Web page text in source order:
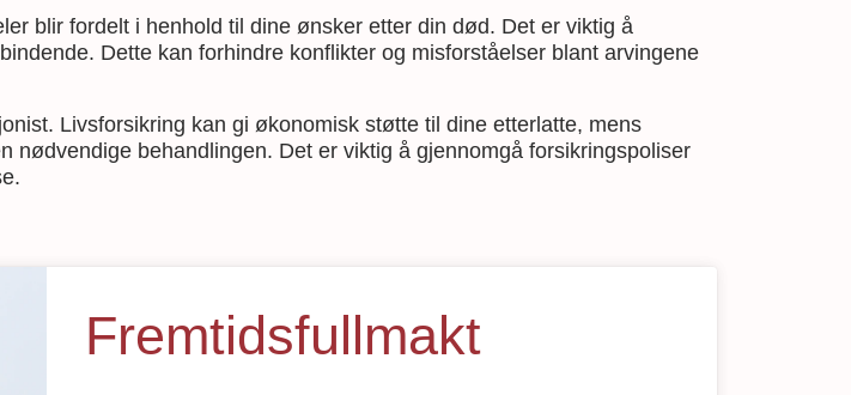
blir fordelt i henhold til dine ønsker etter din død. Det er viktig å
Dette kan forhindre konflikter og misforståelser blant arvingene
Livsforsikring kan gi økonomisk støtte til dine etterlatte, mens
nødvendige behandlingen. Det er viktig å gjennomgå forsikringspoliser
Fremtidsfullmakt